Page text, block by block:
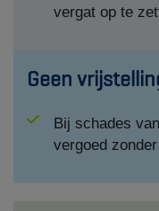
vergat op te
Geen
Bij schades
vergoed